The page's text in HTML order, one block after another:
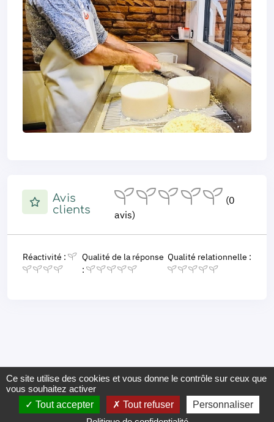
Avis
clients
(0
avis)
Réactivité :
Qualité de la réponse
:
Qualité relationnelle :
Ce site utilise des cookies et vous donne le contrôle sur ceux que
vous souhaitez activer
Tout accepter
Tout refuser
Personnaliser